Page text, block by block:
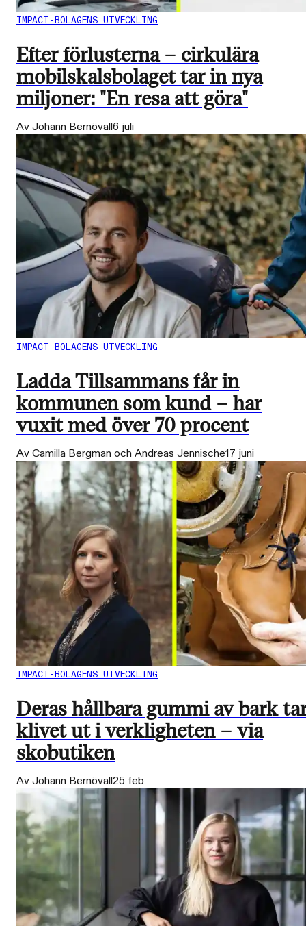
IMPACT-BOLAGENS UTVECKLING
Efter förlusterna – cirkulära
mobilskalsbolaget tar in nya
miljoner: "En resa att göra"
Av Johann Bernövall6 juli
IMPACT-BOLAGENS UTVECKLING
Ladda Tillsammans får in
kommunen som kund – har
vuxit med över 70 procent
Av Camilla Bergman och Andreas Jennische17 juni
IMPACT-BOLAGENS UTVECKLING
Deras hållbara gummi av bark
klivet ut i verkligheten – via
skobutiken
Av Johann Bernövall25 feb